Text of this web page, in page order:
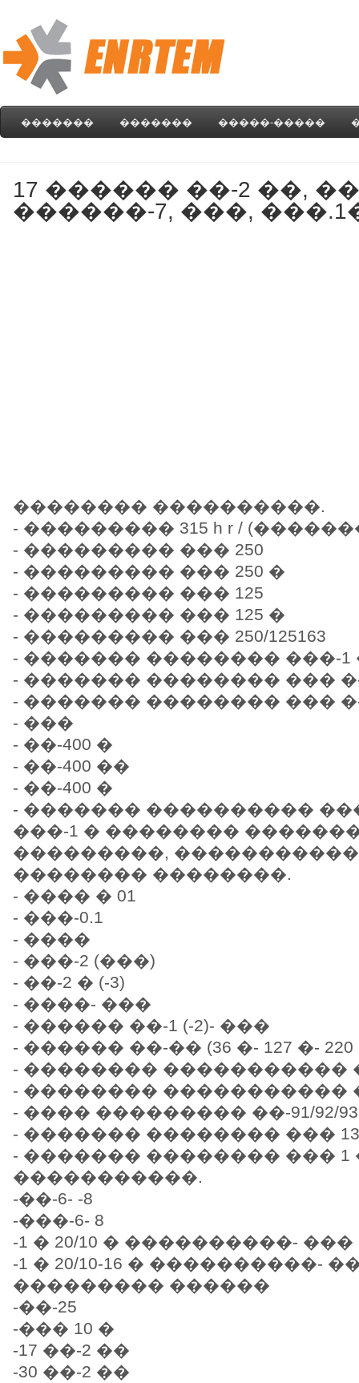
������� ������� �����-�����
17 ������ ��-2 ��,
������-7, ���,
�������� ����������.
- ��������� 315 h r /
- ��������� ��� 250
- ��������� ��� 250 �
- ��������� ��� 125
- ��������� ��� 125 �
- ��������� ��� 250/125163
- ������� �������� ���-1
- ������� �������� ��� �-
- ������� �������� ��� �-
- ���
- ��-400 �
- ��-400 ��
- ��-400 �
- ������� ����������
���-1 � ��������
���������,
�������� ��������.
- ���� � 01
- ���-0.1
- ����
- ���-2 (���)
- ��-2 � (-3)
- ����- ���
- ������ ��-1 (-2)- ���
- ������ ��-�� (36 �- 127 �- 220
- �������� �����������
- �������� �����������
- ���� ��������� ��-91/92/93
- ������� �������� ��� 13-
- ������� �������� ��� 1
�����������.
-��-6- -8
-���-6- 8
-1 � 20/10 � ����������-
-1 � 20/10-16 � ����������-
��������� ������
-��-25
-��� 10 �
-17 ��-2 ��
-30 ��-2 ��